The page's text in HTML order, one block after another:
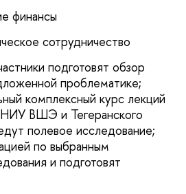
финансы
сотрудничество
подготовят обзор
проблематике;
комплексный курс лекций
ВШЭ и Тегеранского
полевое исследование;
по выбранным
и подготовят